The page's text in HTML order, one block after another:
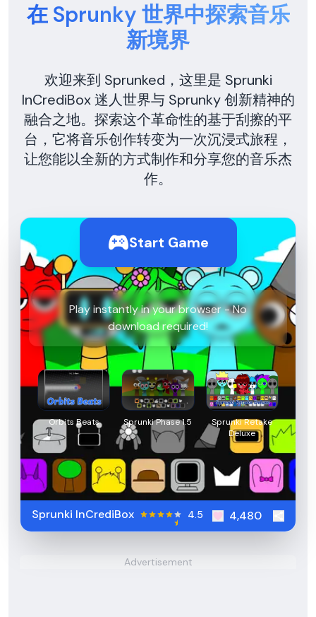
在 Sprunky 世界中探索音乐
新境界
欢迎来到 Sprunked，这里是 Sprunki
InCrediBox 迷人世界与 Sprunky 创新精神的
融合之地。探索这个革命性的基于刮擦的平
台，它将音乐创作转变为一次沉浸式旅程，
让您能以全新的方式制作和分享您的音乐杰
作。
Start Game
Play instantly in your browser - No
download required!
Orbits Beats Sprunki Phase 1.5
Sprunki Retake
Deluxe
Sprunki InCrediBox 4.5 4,480
Advertisement